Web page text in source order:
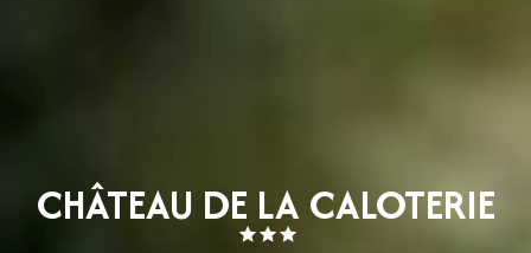
CHÂTEAU DE LA CALOTERIE